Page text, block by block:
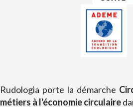
Rudologia porte la démarche
métiers à l'économie circulaire